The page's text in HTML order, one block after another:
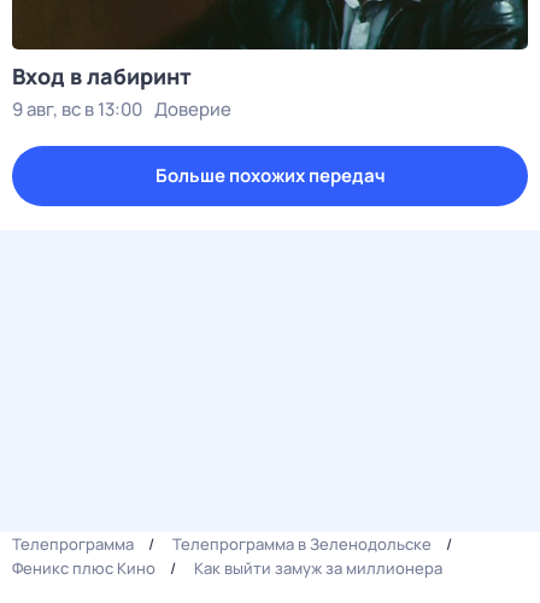
Вход в лабиринт
9 авг, вс в 13:00 Доверие
Больше похожих передач
Телепрограмма
Телепрограмма в Зеленодольске
Феникс плюс Кино
Как выйти замуж за миллионера